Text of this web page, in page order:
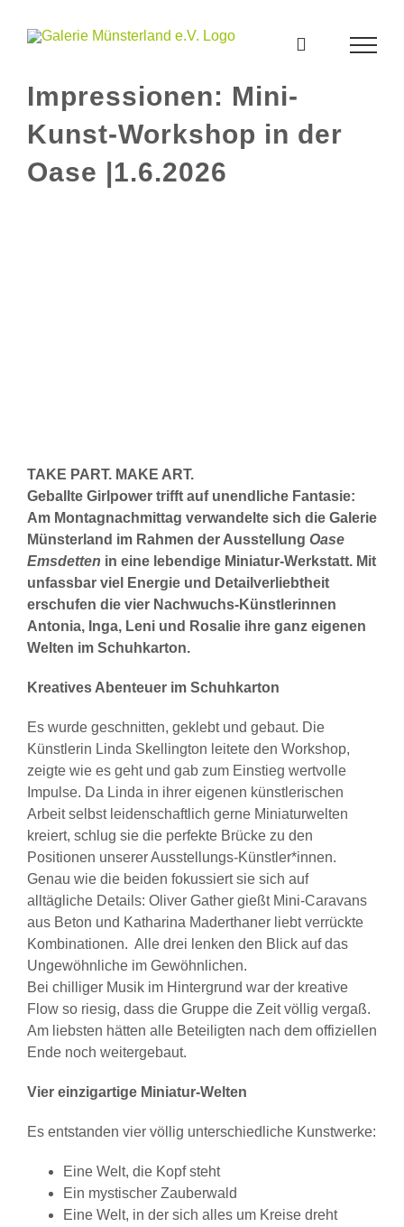
Inhalt
Impressionen: Mini-
Kunst-Workshop in der
Oase |1.6.2026
TAKE PART. MAKE ART.
Geballte Girlpower trifft auf unendliche Fantasie:
Am Montagnachmittag verwandelte sich die Galerie
Münsterland im Rahmen der Ausstellung Oase
Emsdetten in eine lebendige Miniatur-Werkstatt. Mit
unfassbar viel Energie und Detailverliebtheit
erschufen die vier Nachwuchs-Künstlerinnen
Antonia, Inga, Leni und Rosalie ihre ganz eigenen
Welten im Schuhkarton.
Kreatives Abenteuer im Schuhkarton
Es wurde geschnitten, geklebt und gebaut. Die
Künstlerin Linda Skellington leitete den Workshop,
zeigte wie es geht und gab zum Einstieg wertvolle
Impulse. Da Linda in ihrer eigenen künstlerischen
Arbeit selbst leidenschaftlich gerne Miniaturwelten
kreiert, schlug sie die perfekte Brücke zu den
Positionen unserer Ausstellungs-Künstler*innen.
Genau wie die beiden fokussiert sie sich auf
alltägliche Details: Oliver Gather gießt Mini-Caravans
aus Beton und Katharina Maderthaner liebt verrückte
Kombinationen. Alle drei lenken den Blick auf das
Ungewöhnliche im Gewöhnlichen.
Bei chilliger Musik im Hintergrund war der kreative
Flow so riesig, dass die Gruppe die Zeit völlig vergaß.
Am liebsten hätten alle Beteiligten nach dem offiziellen
Ende noch weitergebaut.
Vier einzigartige Miniatur-Welten
Es entstanden vier völlig unterschiedliche Kunstwerke:
Eine Welt, die Kopf steht
Ein mystischer Zauberwald
Eine Welt, in der sich alles um Kreise dreht